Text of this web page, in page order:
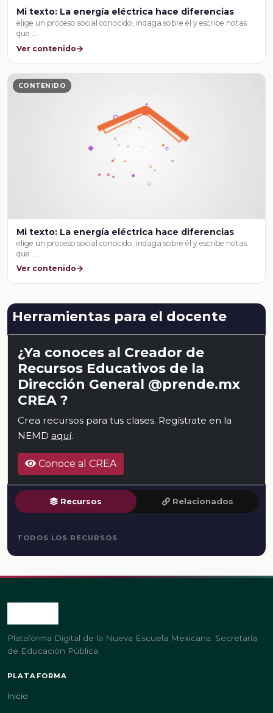
Mi texto: La energía eléctrica hace diferencias
elige un proceso social conocido, indaga sobre él y escribe notas
que …
Ver contenido
CONTENIDO
Mi texto: La energía eléctrica hace diferencias
elige un proceso social conocido, indaga sobre él y escribe notas
que …
Ver contenido
Herramientas para el docente
¿Ya conoces al Creador de
Recursos Educativos de la
Dirección General @prende.mx
CREA ?
Crea recursos para tus clases. Regístrate en la
NEMD aquí.
Conoce al CREA
Recursos Relacionados
TODOS LOS RECURSOS
Plataforma Digital de la Nueva Escuela Mexicana. Secretaría
de Educación Pública.
PLATAFORMA
Inicio